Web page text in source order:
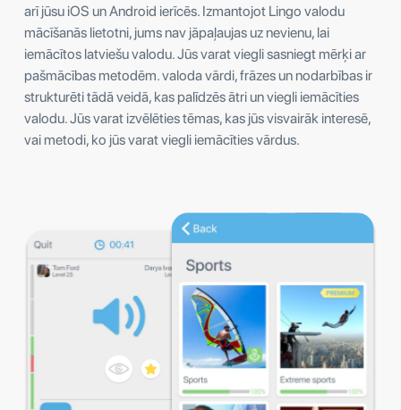
arī jūsu iOS un Android ierīcēs. Izmantojot Lingo valodu
mācīšanās lietotni, jums nav jāpaļaujas uz nevienu, lai
iemācītos latviešu valodu. Jūs varat viegli sasniegt mērķi ar
pašmācības metodēm. valoda vārdi, frāzes un nodarbības ir
strukturēti tādā veidā, kas palīdzēs ātri un viegli iemācīties
valodu. Jūs varat izvēlēties tēmas, kas jūs visvairāk interesē,
vai metodi, ko jūs varat viegli iemācīties vārdus.